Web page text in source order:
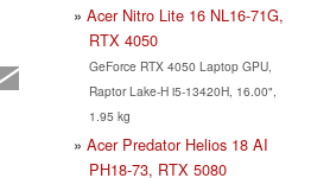
Acer Nitro Lite 16 NL16-71G,
RTX 4050
GeForce RTX 4050 Laptop GPU,
Raptor Lake-H i5-13420H, 16.00",
1.95 kg
Acer Predator Helios 18 AI
PH18-73, RTX 5080